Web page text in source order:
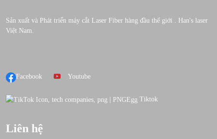
Sản xuất và Phát triển máy cắt Laser Fiber hàng đầu thế giới . Han's laser
Việt Nam.
Facebook Youtube
Tiktok
Liên hệ